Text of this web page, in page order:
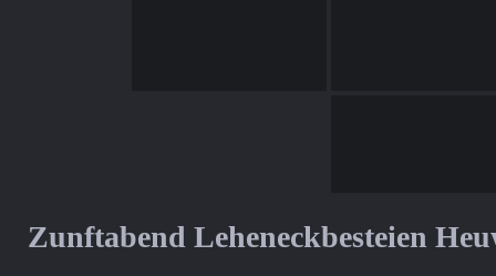
Zunftabend Leheneckbesteien